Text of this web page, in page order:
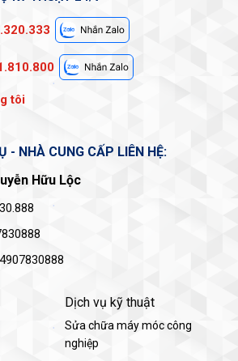
tôi
- NHÀ CUNG CẤP LIÊN HỆ:
Hữu Lộc
Dịch vụ kỹ thuật
Sửa chữa máy móc công
nghiệp